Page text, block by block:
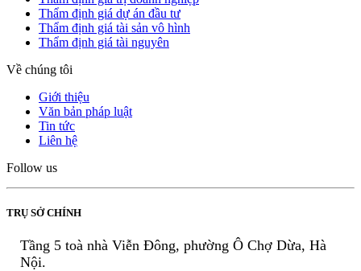
Thẩm định giá dự án đầu tư
Thẩm định giá tài sản vô hình
Thẩm định giá tài nguyên
Về chúng tôi
Giới thiệu
Văn bản pháp luật
Tin tức
Liên hệ
Follow us
TRỤ SỞ CHÍNH
Tầng 5 toà nhà Viễn Đông, phường Ô Chợ Dừa, Hà
Nội.